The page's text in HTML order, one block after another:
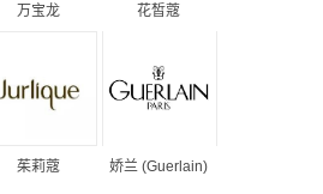
万宝龙
花皙蔻
茱莉蔻
娇兰 (Guerlain)